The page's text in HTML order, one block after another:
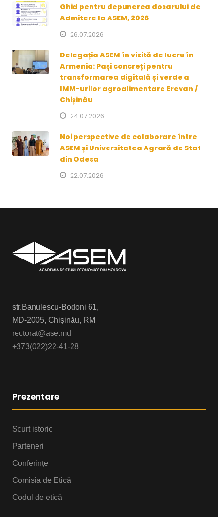
Ghid pentru depunerea dosarului de
Admitere la ASEM, 2026
26.07.2026
Delegația ASEM în vizită de lucru în
Armenia: Pași concreți pentru
transformarea digitală și verde a
IMM-urilor agroalimentare Erevan /
Chișinău
24.07.2026
Noi perspective de colaborare între
ASEM și Universitatea Agrară de Stat
din Odesa
22.07.2026
str.Banulescu-Bodoni 61,
MD-2005, Chișinău, RM
rectorat@ase.md
+373(022)22-41-28
Prezentare
Scurt istoric
Parteneri
Conferințe
Comisia de Etică
Codul de etică